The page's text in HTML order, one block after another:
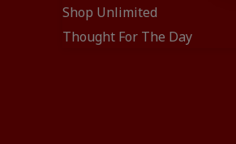
Shop Unlimited
Thought For The Day